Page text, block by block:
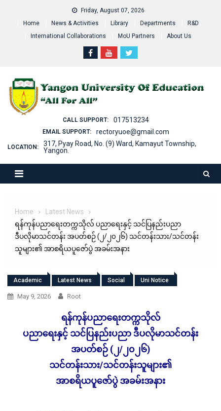
Friday, August 07, 2026
Home
News & Activities Library Departments
R&D
International Collaborations
MoU Partners About Us
CALL SUPPORT: 017513234
EMAIL SUPPORT: rectoryuoe@gmail.com
LOCATION:
317, Pyay Road, No. (9) Ward, Kamayut Township,
Yangon.
Home
Latest News
ရန်ကုန်ပညာရေးတက္ကသိုလ် ပညာရေးနှင့် သင်ပြနည်းပညာ
ဒီပလိုမာသင်တန်း အပတ်စဉ် (၂/၂၀၂၆) သင်တန်းသား/သင်တန်း
သူများ၏ အာစရိယပူဇော်ပွဲ အခမ်းအနား
Academic Latest News Social Uni Notice
May 9, 2026 Root
ရန်ကုန်ပညာရေးတက္ကသိုလ်
ပညာရေးနှင့် သင်ပြနည်းပညာ ဒီပလိုမာသင်တန်း
အပတ်စဉ် (၂/၂၀၂၆)
သင်တန်းသား/သင်တန်းသူများ၏
အာစရိယပူဇော်ပွဲ အခမ်းအနား